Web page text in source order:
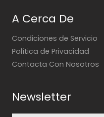
A Cerca De
Condiciones de Servicio
Política de Privacidad
Contacta Con Nosotros
Newsletter